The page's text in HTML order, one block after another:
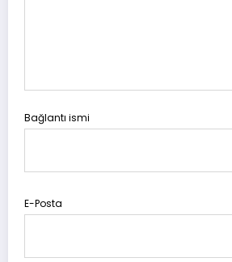
Bağlantı ismi
E-Posta